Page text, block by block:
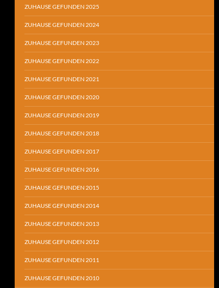
ZUHAUSE GEFUNDEN 2025
ZUHAUSE GEFUNDEN 2024
ZUHAUSE GEFUNDEN 2023
ZUHAUSE GEFUNDEN 2022
ZUHAUSE GEFUNDEN 2021
ZUHAUSE GEFUNDEN 2020
ZUHAUSE GEFUNDEN 2019
ZUHAUSE GEFUNDEN 2018
ZUHAUSE GEFUNDEN 2017
ZUHAUSE GEFUNDEN 2016
ZUHAUSE GEFUNDEN 2015
ZUHAUSE GEFUNDEN 2014
ZUHAUSE GEFUNDEN 2013
ZUHAUSE GEFUNDEN 2012
ZUHAUSE GEFUNDEN 2011
ZUHAUSE GEFUNDEN 2010